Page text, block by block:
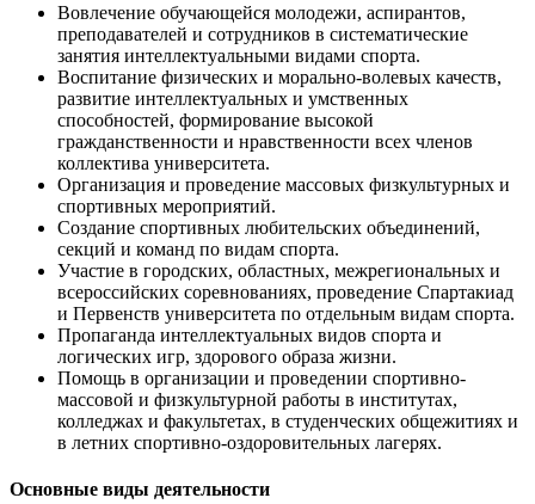
Вовлечение обучающейся молодежи, аспирантов,
преподавателей и сотрудников в систематические
занятия интеллектуальными видами спорта.
Воспитание физических и морально-волевых качеств,
развитие интеллектуальных и умственных
способностей, формирование высокой
гражданственности и нравственности всех членов
коллектива университета.
Организация и проведение массовых физкультурных и
спортивных мероприятий.
Создание спортивных любительских объединений,
секций и команд по видам спорта.
Участие в городских, областных, межрегиональных и
всероссийских соревнованиях, проведение Спартакиад
и Первенств университета по отдельным видам спорта.
Пропаганда интеллектуальных видов спорта и
логических игр, здорового образа жизни.
Помощь в организации и проведении спортивно-
массовой и физкультурной работы в институтах,
колледжах и факультетах, в студенческих общежитиях и
в летних спортивно-оздоровительных лагерях.
Основные виды деятельности